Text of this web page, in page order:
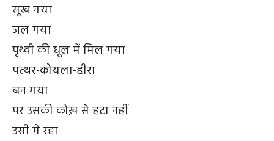
सूख गया
जल गया
पृथ्वी की धूल में मिल गया
पत्थर-कोयला-हीरा
बन गया
पर उसकी कोख़ से हटा नहीं
उसी में रहा